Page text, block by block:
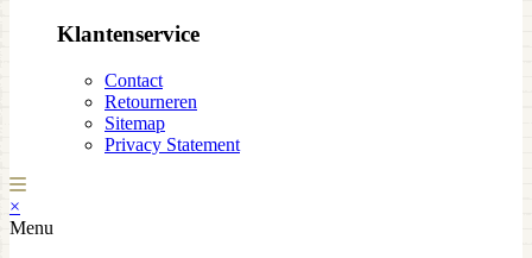
Klantenservice
Contact
Retourneren
Sitemap
Privacy Statement
×
Menu